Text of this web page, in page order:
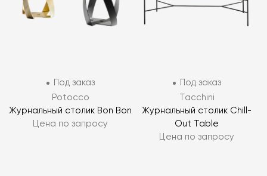
Под заказ
Potocco
Журнальный столик Bon Bon
Цена по запросу
Под заказ
Tacchini
Журнальный столик Chill-
Out Table
Цена по запросу